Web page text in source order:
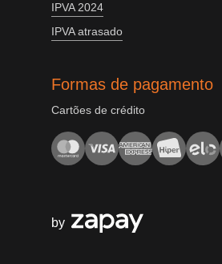
IPVA 2024
IPVA atrasado
Formas de pagamento
Cartões de crédito
by